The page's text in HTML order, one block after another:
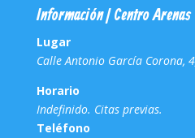
Información | Centro Arenas
Lugar
Calle Antonio García Corona,
Horario
Indefinido. Citas previas.
Teléfono